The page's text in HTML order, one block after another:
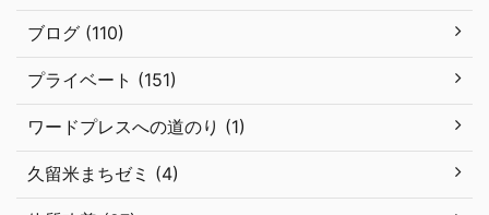
ブログ (110)
プライベート (151)
ワードプレスへの道のり (1)
久留米まちゼミ (4)